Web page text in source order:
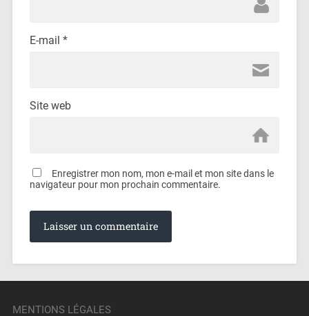
E-mail *
Site web
Enregistrer mon nom, mon e-mail et mon site dans le
navigateur pour mon prochain commentaire.
MENTIONS LÉGALES